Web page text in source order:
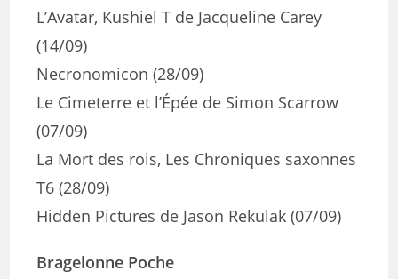
L’Avatar, Kushiel T de Jacqueline Carey
(14/09)
Necronomicon (28/09)
Le Cimeterre et l’Épée de Simon Scarrow
(07/09)
La Mort des rois, Les Chroniques saxonnes
T6 (28/09)
Hidden Pictures de Jason Rekulak (07/09)
Bragelonne Poche